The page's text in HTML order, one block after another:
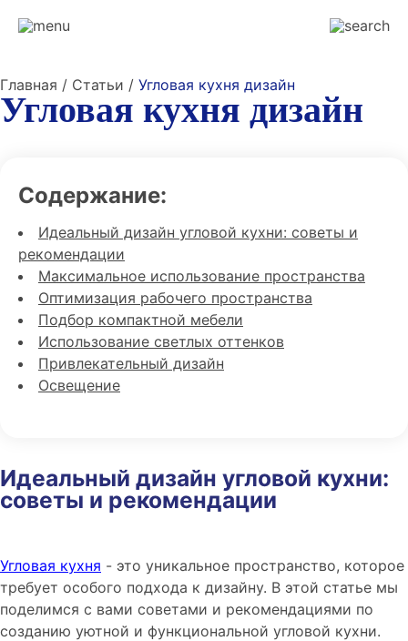
Главная / Статьи / Угловая кухня дизайн
Угловая кухня дизайн
Содержание:
Идеальный дизайн угловой кухни: советы и
рекомендации
Максимальное использование пространства
Оптимизация рабочего пространства
Подбор компактной мебели
Использование светлых оттенков
Привлекательный дизайн
Освещение
Идеальный дизайн угловой кухни:
советы и рекомендации
Угловая кухня - это уникальное пространство, которое
требует особого подхода к дизайну. В этой статье мы
поделимся с вами советами и рекомендациями по
созданию уютной и функциональной угловой кухни.